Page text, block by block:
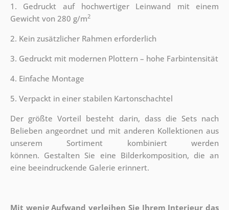
1. Gedruckt auf hochwertiger Leinwand mit einem
Gewicht von 280 g/m2
2. Kein zusätzlicher Rahmen erforderlich
3. Gedruckt mit modernen Plottern – hohe Farbintensität
4. Einfache Montage
5. Verpackt in einer stabilen Kartonschachtel
Der größte Vorteil besteht darin, dass die Sets nach
Belieben angeordnet und mit anderen Kollektionen aus
unserem Sortiment kombiniert werden
können. Gestalten Sie eine Bilderkomposition, die an
eine beeindruckende Galerie erinnert.
Mit wenig Aufwand verleihen Sie Ihrem Interieur das